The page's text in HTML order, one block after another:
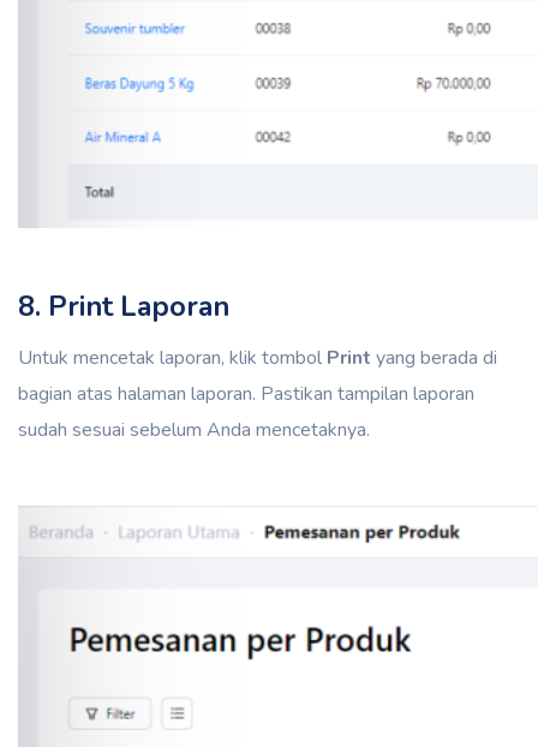
8. Print Laporan
Untuk mencetak laporan, klik tombol Print yang berada di
bagian atas halaman laporan. Pastikan tampilan laporan
sudah sesuai sebelum Anda mencetaknya.